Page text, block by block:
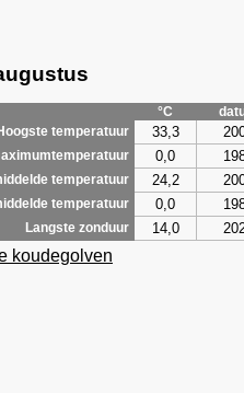
°C
temperatuur
33,3
0,0
temperatuur 24,2
temperatuur 0,0
Langste zonduur 14,0
koudegolven